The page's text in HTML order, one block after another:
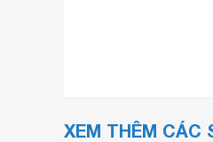
XEM THÊM